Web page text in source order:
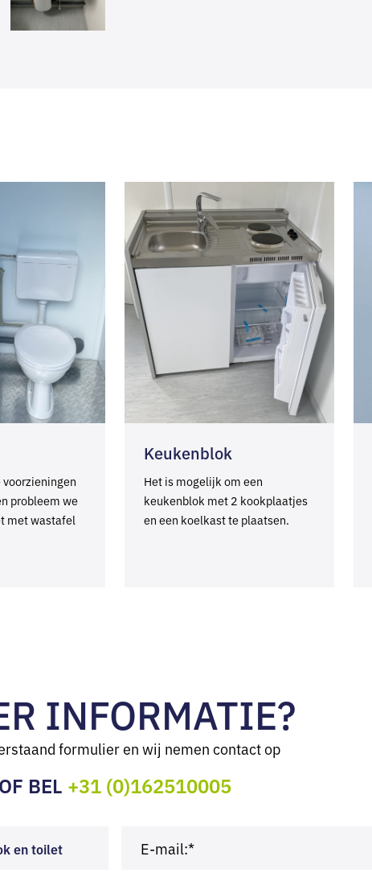
probleem we
met wastafel
Keukenblok
Het is mogelijk om een
keukenblok met 2 kookplaatjes
en een koelkast te plaatsen.
INFORMATIE?
formulier en wij nemen contact op
OF BEL +31 (0)162510005
en toilet E-mail:*